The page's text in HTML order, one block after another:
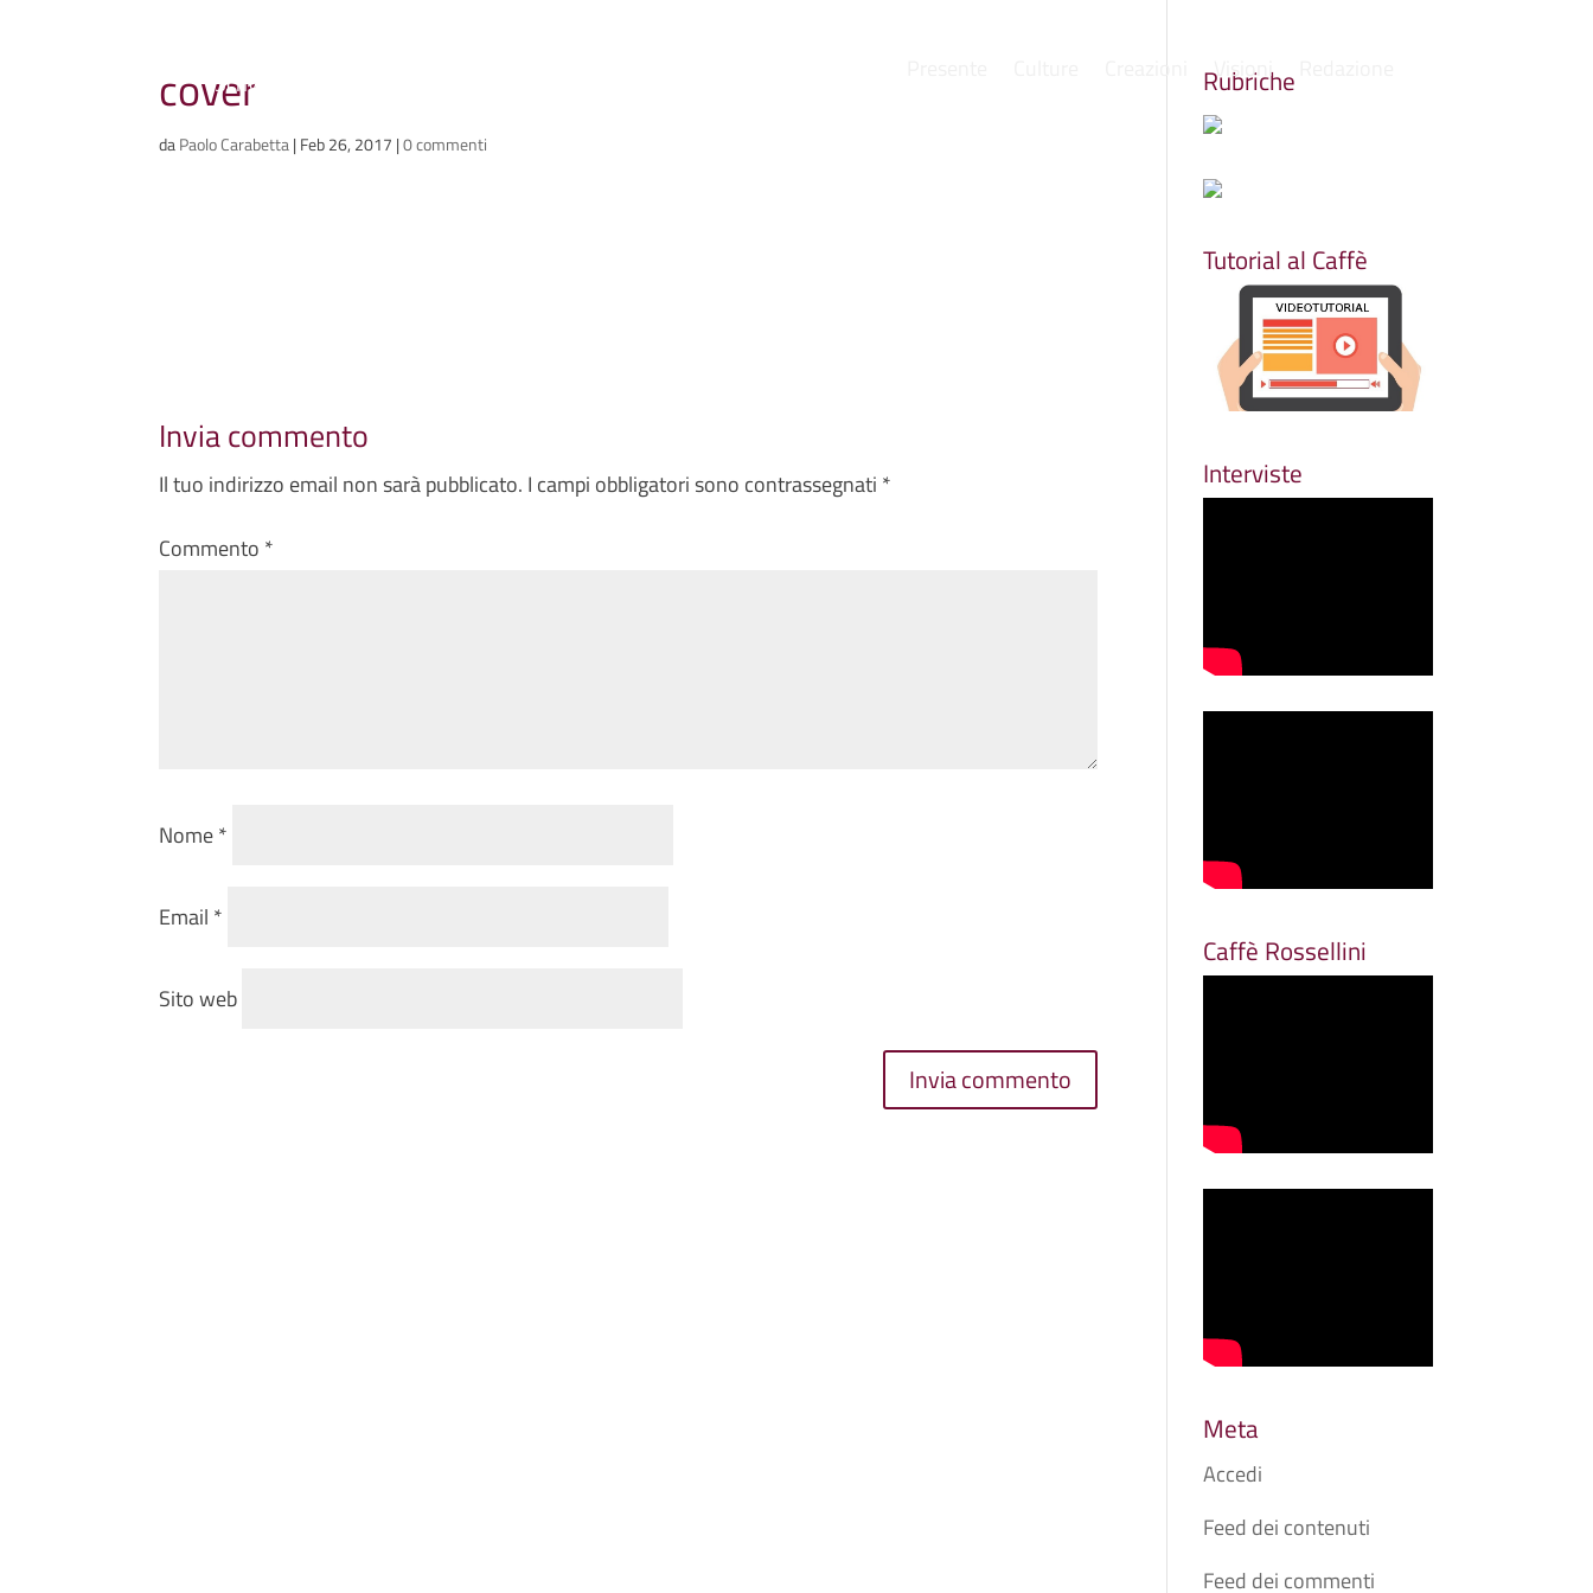
Scriviamo cose, intervistiamo gente Visioni
cover
daPaolo Carabetta|Feb 26, 2017 |0 commenti
Invia commento
Il tuo indirizzo email non sarà pubblicato. I campi obbligatori sono contrassegnati *
Commento *
Nome*
Email *
Sito web
Rubriche
Tutorial al Caffè
Interviste
Caffè Rossellini
Meta
Accedi
Feed dei contenuti
Feed dei commenti